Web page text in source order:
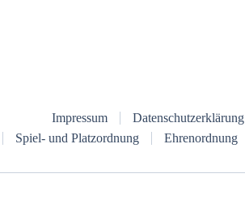
Impressum Datenschutzerklärung
Spiel- und Platzordnung
Ehrenordnung